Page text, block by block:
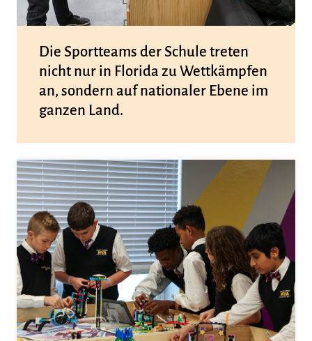
Die Sportteams der Schule treten
nicht nur in Florida zu Wettkämpfen
an, sondern auf nationaler Ebene im
ganzen Land.